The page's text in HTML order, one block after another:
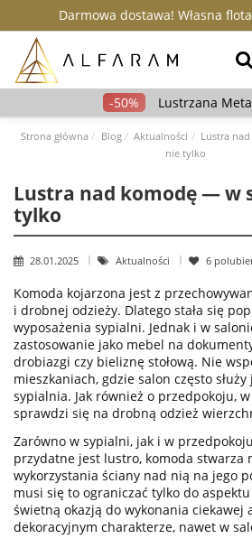
Darmowa dostawa! Własna
Lustrzana
Strona główna Blog Aktualności
Lustra
nie tylko
Lustra nad komodę — w
tylko
28.01.2025 Aktualności 6
Komoda kojarzona jest z
i drobnej odzieży. Dlatego stała się
wyposażenia sypialni. Jednak i w
zastosowanie jako mebel na
drobiazgi czy bieliznę stołową. Nie
mieszkaniach, gdzie salon często
sypialnia. Jak również o przedpokoju,
sprawdzi się na drobną odzież
Zarówno w sypialni, jak i w
przydatne jest lustro, komoda stwarza
wykorzystania ściany nad nią na jego
musi się to ograniczać tylko do
świetną okazją do wykonania ciekawej
dekoracyjnym charakterze, nawet w